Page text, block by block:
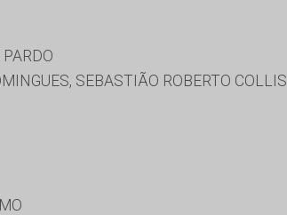
SEBASTIÃO ROBERTO COLLIS